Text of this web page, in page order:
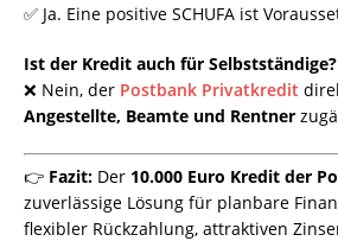
✅ Ja. Eine positive SCHUFA ist
Ist der Kredit auch für Selbstständige?
❌ Nein, der Postbank Privatkredit
Angestellte, Beamte und Rentner
👉 Fazit: Der 10.000 Euro Kredit der
zuverlässige Lösung für planbare
flexibler Rückzahlung, attraktiven